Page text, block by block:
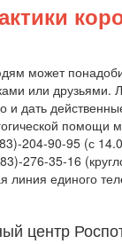
может
или
и дать
204-90-95 (с
276-35-16
линия единого
центр